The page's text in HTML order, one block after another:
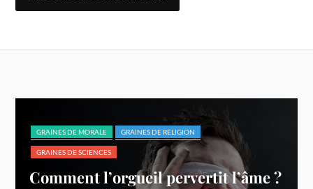
GRAINES DE MORALE GRAINES DE RELIGION
GRAINES DE SCIENCES
Comment l’orgueil pervertit l’âme ?